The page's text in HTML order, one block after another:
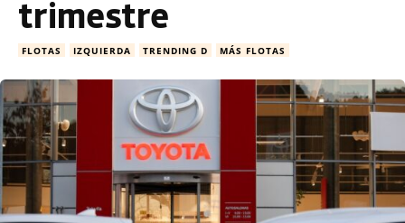
trimestre
FLOTAS IZQUIERDA TRENDING D MÁS FLOTAS